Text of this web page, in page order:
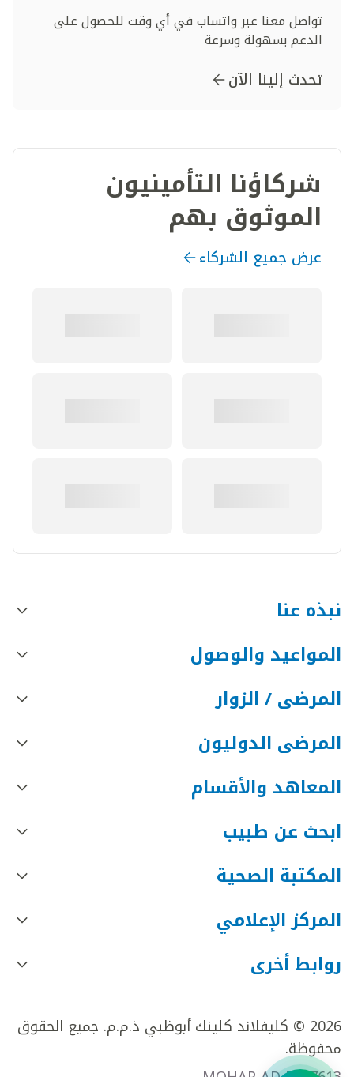
تواصل معنا عبر واتساب في أي وقت للحصول على
الدعم بسهولة وسرعة
تحدث إلينا الآن
شركاؤنا التأمينيون
الموثوق بهم
عرض جميع الشركاء
نبذه عنا
المواعيد والوصول
المرضى / الزوار
المرضى الدوليون
المعاهد والأقسام
ابحث عن طبيب
المكتبة الصحية
المركز الإعلامي
روابط أخرى
2026 © كليفلاند كلينك أبوظبي ذ.م.م. جميع الحقوق
محفوظة.